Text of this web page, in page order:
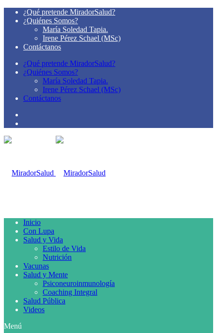
¿Qué pretende MiradorSalud?
¿Quiénes Somos?
María Soledad Tapia.
Irene Pérez Schael (MSc)
Contáctanos
¿Qué pretende MiradorSalud?
¿Quiénes Somos?
María Soledad Tapia.
Irene Pérez Schael (MSc)
Contáctanos
Inicio
Con Lupa
Salud y Vida
Estilo de Vida
Nutrición
Vacunas
Salud y Mente
Psiconeuroinmunología
Coaching Integral
Salud Pública
Videos
Menú